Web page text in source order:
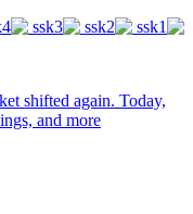
shifted again. Today,
and more.